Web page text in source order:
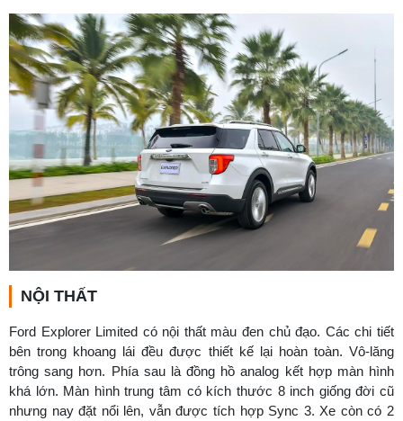
NỘI THẤT
Ford Explorer Limited có nội thất màu đen chủ đạo. Các chi tiết
bên trong khoang lái đều được thiết kế lại hoàn toàn. Vô-lăng
trông sang hơn. Phía sau là đồng hồ analog kết hợp màn hình
khá lớn. Màn hình trung tâm có kích thước 8 inch giống đời cũ
nhưng nay đặt nổi lên, vẫn được tích hợp Sync 3. Xe còn có 2